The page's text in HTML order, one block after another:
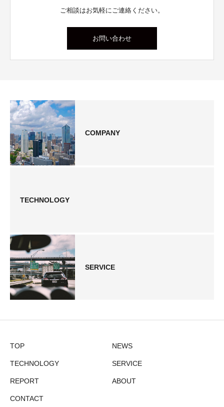
ご相談はお気軽にご連絡ください。
お問い合わせ
COMPANY
TECHNOLOGY
SERVICE
TOP NEWS
TECHNOLOGY SERVICE
REPORT ABOUT
CONTACT